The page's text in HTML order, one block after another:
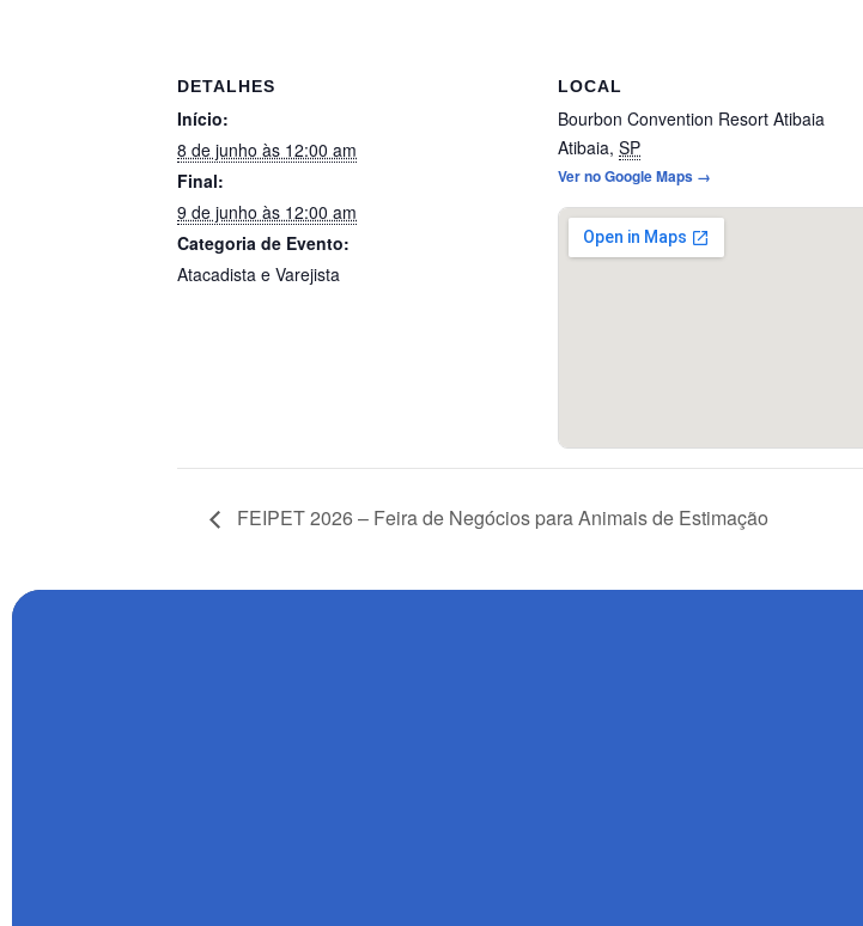
DETALHES
Início:
8 de junho às 12:00 am
Final:
9 de junho às 12:00 am
Categoria de Evento:
Atacadista e Varejista
LOCAL
Bourbon Convention Resort Atibaia
Atibaia, SP
Ver no Google Maps →
FEIPET 2026 – Feira de Negócios para Animais de Estimação